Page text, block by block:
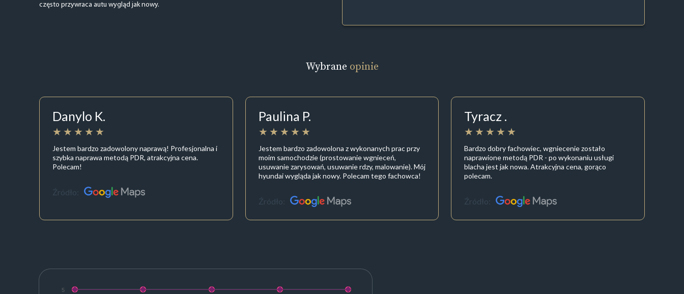
często przywraca autu wygląd jak nowy.
Wybrane opinie
Danylo K.
Jestem bardzo zadowolony naprawą! Profesjonalna i
szybka naprawa metodą PDR, atrakcyjna cena.
Polecam!
Źródło:
Paulina P.
Jestem bardzo zadowolona z wykonanych prac przy
moim samochodzie (prostowanie wgnieceń,
usuwanie zarysowań, usuwanie rdzy, malowanie). Mój
hyundai wygląda jak nowy. Polecam tego fachowca!
Źródło:
Tyracz .
Bardzo dobry fachowiec, wgniecenie zostało
naprawione metodą PDR - po wykonaniu usługi
blacha jest jak nowa. Atrakcyjna cena, gorąco
polecam.
Źródło:
5